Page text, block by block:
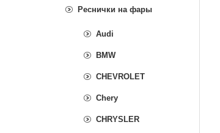
Реснички на фары
Audi
BMW
CHEVROLET
Chery
CHRYSLER